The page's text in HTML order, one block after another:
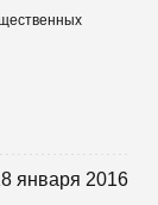
января 2016